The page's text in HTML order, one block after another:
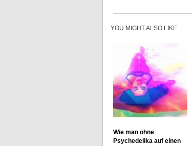
YOU MIGHT ALSO LIKE
Wie man ohne
Psychedelika auf einen